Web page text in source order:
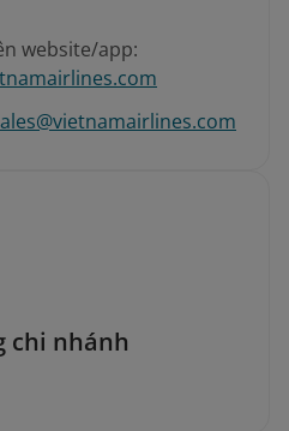
website/app:
chi nhánh